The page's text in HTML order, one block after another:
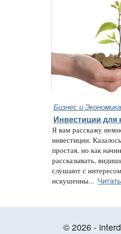
Бизнес и Экономика
Инвестиции для
Я вам расскажу
инвестиции.
простая, но как
рассказывать,
слушают с
искушенны...
© 2026 -